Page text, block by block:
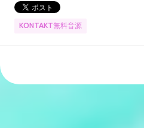
KONTAKT無料音源